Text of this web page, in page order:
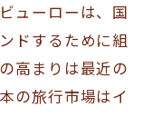
ューローは、国
ドするために組
高まりは最近の
の旅行市場はイ